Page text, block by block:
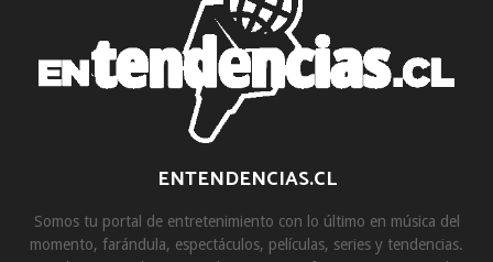
ENTENDENCIAS.CL
Somos tu portal de entretenimiento con lo último en música del
momento, farándula, espectáculos, películas, series y tendencias.